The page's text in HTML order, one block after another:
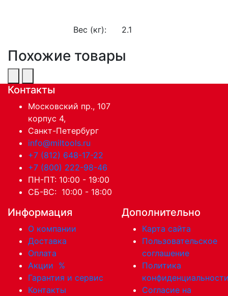
Вес (кг): 2.1
Похожие товары
Контакты
Московский пр., 107
корпус 4,
Санкт-Петербург
info@miltools.ru
+7 (812) 648-17-22
+7 (800) 222-98-46
ПН-ПТ: 10:00 - 19:00
СБ-ВС: 10:00 - 18:00
Информация
О компании
Доставка
Оплата
Акции %
Гарантия и сервис
Контакты
Дополнительно
Карта сайта
Пользовательское
соглашение
Политика
Согласие на